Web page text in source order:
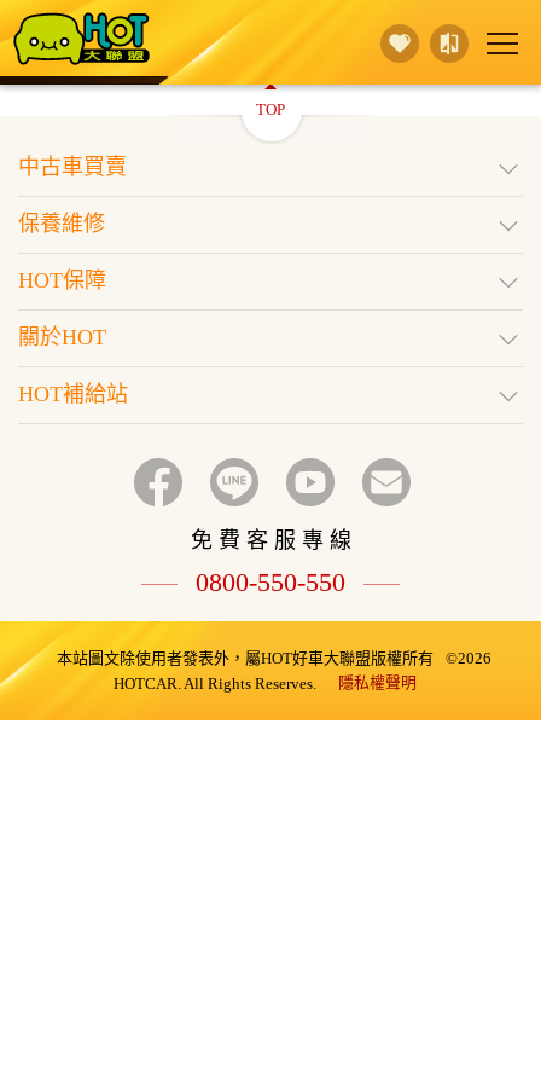
賣 車
行銷活動 據點查詢 HOT保障
TOP
中古車買賣
保養維修
HOT保障
關於HOT
HOT補給站
免 費 客 服 專 線
0800-550-550
本站圖文除使用者發表外，屬HOT好車大聯盟版權所有
©2026
HOTCAR. All Rights Reserves.
隱私權聲明